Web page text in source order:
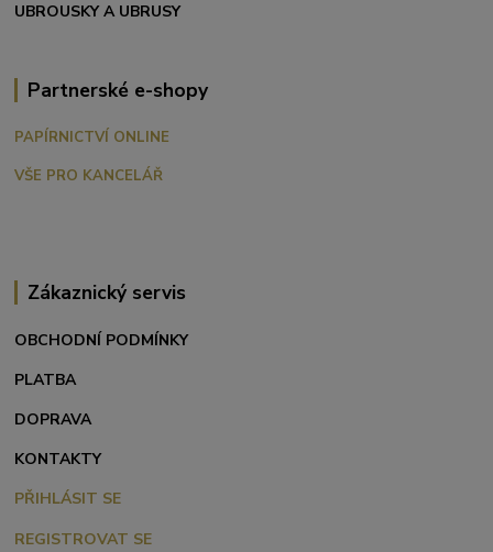
UBROUSKY A UBRUSY
Partnerské e-shopy
PAPÍRNICTVÍ ONLINE
VŠE PRO KANCELÁŘ
Zákaznický servis
OBCHODNÍ PODMÍNKY
PLATBA
DOPRAVA
KONTAKTY
PŘIHLÁSIT SE
REGISTROVAT SE